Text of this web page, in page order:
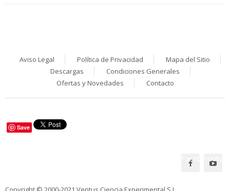
Aviso Legal Política de Privacidad
Mapa del Sitio
Descargas
Condiciones Generales
Ofertas y Novedades
Contacto
Save
Facebook